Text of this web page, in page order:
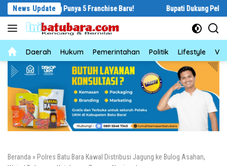
Langsung
konten
News Update
Punya 5 Franchise Baru! Bupati Dukung Pelestarian
NewsDaerah Hukum Pemerintahan Politik Lifestyle
Beranda » Polres Batu Bara Kawal Distribusi Jagung ke Bulog Asahan,